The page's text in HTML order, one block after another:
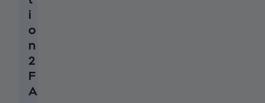
i
o
n
2
F
A